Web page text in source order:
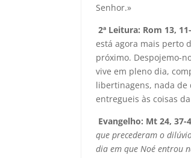
Senhor.»
2ª Leitura: Rom 13,
está agora mais perto
próximo. Despojemo-
vive em pleno dia,
libertinagens, nada de
entregueis às coisas
Evangelho: Mt 24, 37-
que precederam o
dia em que Noé entrou